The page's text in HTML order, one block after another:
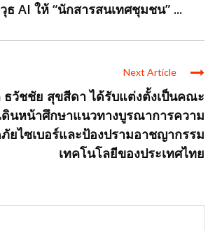
ธ AI ให้ “นักสารสนเทศชุมชน” ...
Next Article
ธวัชชัย สุขสีดา ได้รับแต่งตั้งเป็นคณะ
นหน้าศึกษาแนวทางบูรณาการความ
ยไซเบอร์และป้องปรามอาชญากรรม
เทคโนโลยีของประเทศไทย